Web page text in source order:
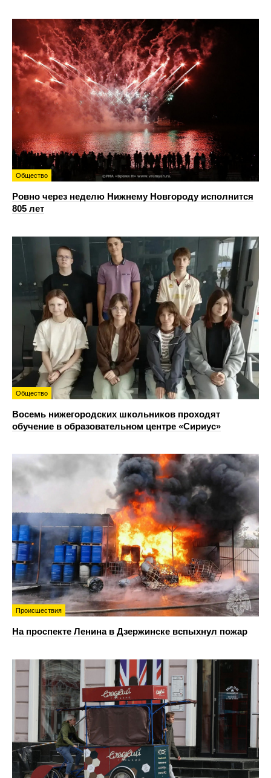
Общество
Ровно через неделю Нижнему Новгороду исполнится
805 лет
Общество
Восемь нижегородских школьников проходят
обучение в образовательном центре «Сириус»
Происшествия
На проспекте Ленина в Дзержинске вспыхнул пожар